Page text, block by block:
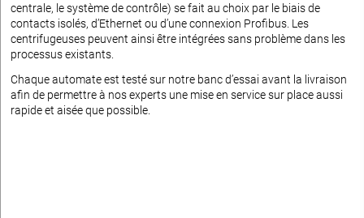
centrale, le système de contrôle) se fait au choix par le biais de
contacts isolés, d’Ethernet ou d’une connexion Profibus. Les
centrifugeuses peuvent ainsi être intégrées sans problème dans les
processus existants.
Chaque automate est testé sur notre banc d’essai avant la livraison
afin de permettre à nos experts une mise en service sur place aussi
rapide et aisée que possible.